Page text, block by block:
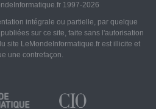
1997-2026
intégrale ou partielle, par quelque
sur ce site, faite sans l'autorisation
site LeMondeInformatique.fr est illicite et
une contrefaçon.